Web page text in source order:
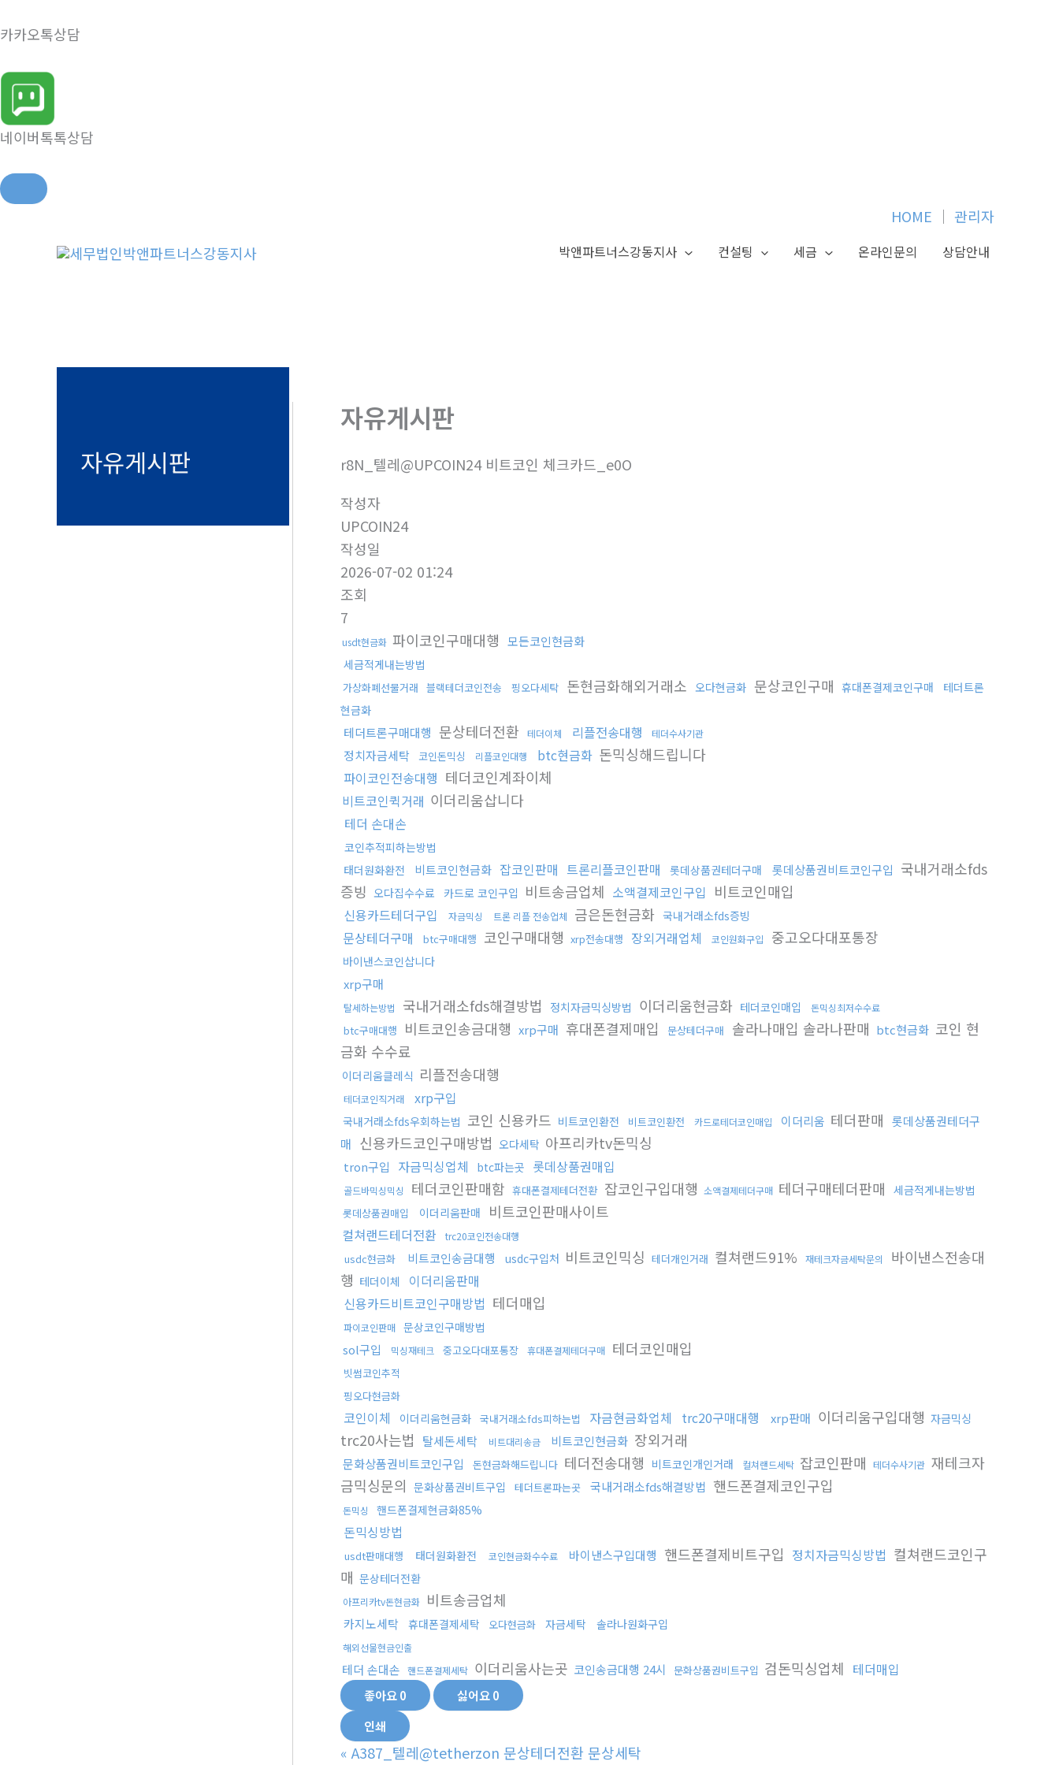
카카오톡상담
네이버톡톡상담
HOME │ 관리자
박앤파트너스강동지사 컨설팅 세금 온라인문의 상담안내
자유게시판
자유게시판
r8N_텔레@UPCOIN24 비트코인 체크카드_e0O
작성자
UPCOIN24
작성일
2026-07-02 01:24
조회
7
usdt현금화 파이코인구매대행 모든코인현금화
세금적게내는방법
가상화폐선물거래 블랙테더코인전송 핑오다세탁 돈현금화해외거래소 오다현금화 문상코인구매 휴대폰결제코인구매
테더트론
현금화
테더트론구매대행 문상테더전환 테더이체 리플전송대행 테더수사기관
정치자금세탁 코인돈믹싱 리플코인대행 btc현금화 돈믹싱해드립니다
파이코인전송대행 테더코인계좌이체
비트코인퀵거래 이더리움삽니다
테더 손대손
코인추적피하는방법
태더원화환전
비트코인현금화 잡코인판매 트론리플코인판매 롯데상품권테더구매 롯데상품권비트코인구입 국내거래소fds
증빙 오다집수수료 카드로 코인구입 비트송금업체 소액결제코인구입 비트코인매입
신용카드테더구입 자금믹싱 트론 리플 전송업체 금은돈현금화 국내거래소fds증빙
문상테더구매 btc구매대행 코인구매대행 xrp전송대행 장외거래업체 코인원화구입 중고오다대포통장
바이낸스코인삽니다
xrp구매
탈세하는방법 국내거래소fds해결방법 정치자금믹싱방법 이더리움현금화 테더코인매입 돈믹싱최저수수료
btc구매대행 비트코인송금대행 xrp구매 휴대폰결제매입 문상테더구매 솔라나매입 솔라나판매 btc현금화 코인 현
금화 수수료
이더리움클레식 리플전송대행
테더코인직거래 xrp구입
국내거래소fds우회하는법 코인 신용카드 비트코인환전 비트코인환전 카드로테더코인매입 이더리움 테더판매 롯데상품권테더구
매 신용카드코인구매방법 오다세탁 아프리카tv돈믹싱
tron구입 자금믹싱업체 btc파는곳 롯데상품권매입
골드바믹싱믹싱 테더코인판매함 휴대폰결제테더전환 잡코인구입대행 소액결제테더구매 테더구매테더판매 세금적게내는방법
롯데상품권매입 이더리움판매 비트코인판매사이트
컬쳐랜드테더전환 trc20코인전송대행
usdc현금화 비트코인송금대행 usdc구입처 비트코인믹싱 테더개인거래 컬쳐랜드91% 재테크자금세탁문의
바이낸스전송대
행 테더이체
이더리움판매
신용카드비트코인구매방법 테더매입
파이코인판매 문상코인구매방법
sol구입 믹싱재테크 중고오다대포통장 휴대폰결제테더구매 테더코인매입
빗썸코인추적
핑오다현금화
코인이체 이더리움현금화 국내거래소fds피하는법 자금현금화업체 trc20구매대행 xrp판매 이더리움구입대행 자금믹싱
trc20사는법 탈세돈세탁 비트대리송금 비트코인현금화 장외거래
문화상품권비트코인구입 돈현금화해드립니다 테더전송대행 비트코인개인거래 컬쳐랜드세탁 잡코인판매 테더수사기관 재테크자
금믹싱문의 문화상품권비트구입 테더트론파는곳 국내거래소fds해결방법 핸드폰결제코인구입
돈믹싱 핸드폰결제현금화85%
돈믹싱방법
usdt판매대행 태더원화환전 코인현금화수수료 바이낸스구입대행 핸드폰결제비트구입 정치자금믹싱방법 컬쳐랜드코인구
매 문상테더전환
아프리카tv돈현금화 비트송금업체
카지노세탁 휴대폰결제세탁 오다현금화 자금세탁 솔라나원화구입
해외선물현금인출
테더 손대손 핸드폰결제세탁 이더리움사는곳 코인송금대행 24시 문화상품권비트구입 검돈믹싱업체 테더매입
좋아요0 싫어요0
인쇄
« A387_텔레@tetherzon 문상테더전환 문상세탁